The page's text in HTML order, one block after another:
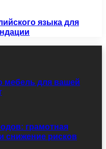
языка для
мебель для вашей
грамотная
снижение рисков